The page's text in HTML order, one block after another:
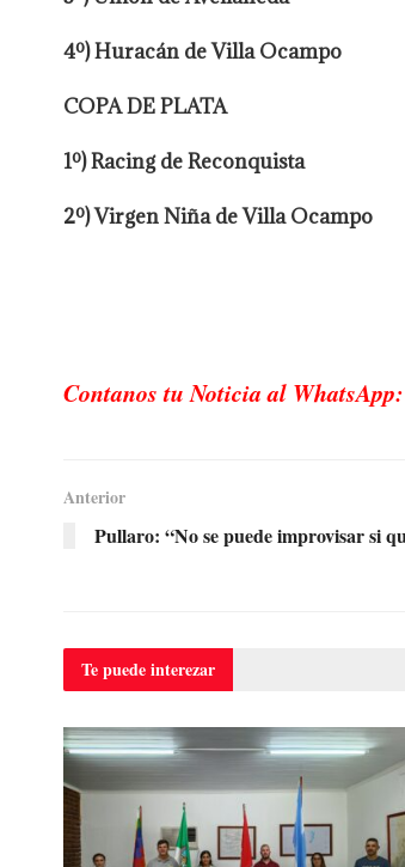
4º) Huracán de Villa Ocampo
COPA DE PLATA
1º) Racing de Reconquista
2º) Virgen Niña de Villa Ocampo
Contanos tu Noticia al
Anterior
Pullaro: “No se puede improvisar si
Te puedeinterezar